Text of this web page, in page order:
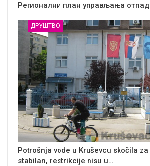
Регионални план управљања
ДРУШТВО
Potrošnja vode u Kruševcu skočila
stabilan, restrikcije nisu u…